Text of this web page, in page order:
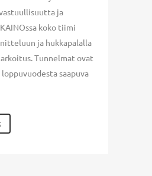
ja
koko tiimi
ja hukkapalalla
Tunnelmat ovat
saapuva